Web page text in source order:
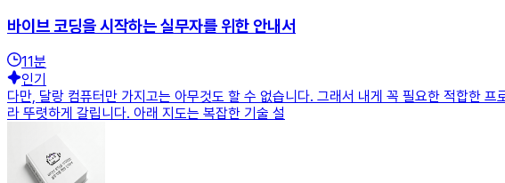
바이브 코딩을 시작하는 실무자를 위한 안내서
11분
인기
다만, 달랑 컴퓨터만 가지고는 아무것도 할 수 없습니다. 그래서 내게 꼭 필요한 적합한
라 뚜렷하게 갈립니다. 아래 지도는 복잡한 기술 설